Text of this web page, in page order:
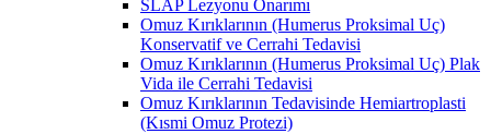
SLAP Lezyonu Onarımı
Omuz Kırıklarının (Humerus Proksimal Uç)
Konservatif ve Cerrahi Tedavisi
Omuz Kırıklarının (Humerus Proksimal Uç) Plak
Vida ile Cerrahi Tedavisi
Omuz Kırıklarının Tedavisinde Hemiartroplasti
(Kısmi Omuz Protezi)